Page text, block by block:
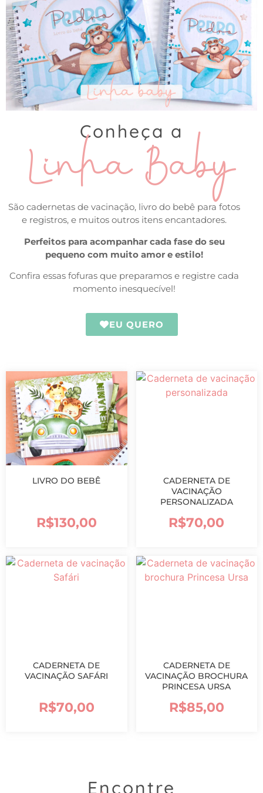
Conheça a
Linha Baby
São cadernetas de vacinação, livro do bebê para fotos
e registros, e muitos outros itens encantadores.
Perfeitos para acompanhar cada fase do seu
pequeno com muito amor e estilo!
Confira essas fofuras que preparamos e registre cada
momento inesquecível!
EU QUERO
LIVRO DO BEBÊ
R$130,00
CADERNETA DE
VACINAÇÃO
PERSONALIZADA
R$70,00
CADERNETA DE
VACINAÇÃO SAFÁRI
R$70,00
CADERNETA DE
VACINAÇÃO BROCHURA
PRINCESA URSA
R$85,00
Encontre